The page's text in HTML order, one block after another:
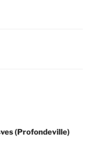
(Profondeville)